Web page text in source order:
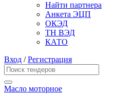
Найти партнера
Анкета ЭЦП
ОКЭД
ТН ВЭД
КАТО
Вход /Регистрация
Масло моторное